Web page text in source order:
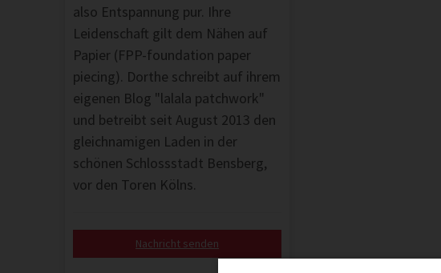
also Entspannung pur. Ihre
Leidenschaft gilt dem Nähen auf
Papier (FPP-foundation paper
piecing). Dorthe schreibt auf ihrem
eigenen Blog "lalala patchwork"
und betreibt seit August 2013 den
gleichnamigen Laden in der
schönen Schlossstadt Bensberg,
vor den Toren Kölns.
Nachricht senden